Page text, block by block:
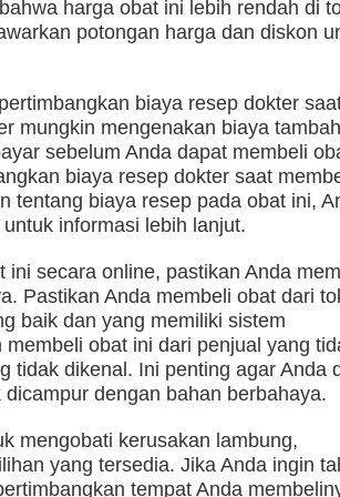
harga obat ini lebih rendah di
potongan harga dan diskon
biaya resep dokter
mungkin mengenakan biaya
sebelum Anda dapat membeli
biaya resep dokter saat
tentang biaya resep pada obat ini,
informasi lebih lanjut.
secara online, pastikan Anda
Pastikan Anda membeli obat dari
baik dan yang memiliki sistem
obat ini dari penjual yang
tidak dikenal. Ini penting agar Anda
dengan bahan berbahaya.
mengobati kerusakan lambung,
yang tersedia. Jika Anda ingin
tempat Anda